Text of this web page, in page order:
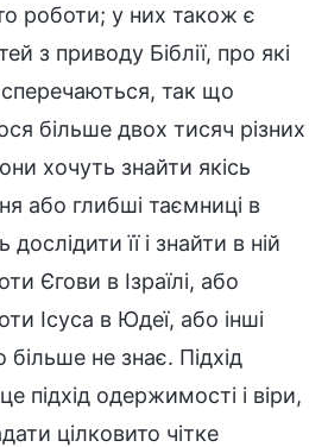
роботи; у них також є
з приводу Біблії, про які
сперечаються, так що
більше двох тисяч різних
хочуть знайти якісь
або глибші таємниці в
дослідити її і знайти в ній
Єгови в Ізраїлі, або
Ісуса в Юдеї, або інші
більше не знає. Підхід
підхід одержимості і віри,
цілковито чітке